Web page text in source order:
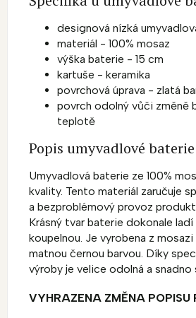
designová nízká
materiál - 100% mosaz
výška baterie - 15 cm
kartuše - keramika
povrchová úprava - zlatá
povrch odolný vůči změně
teplotě
Popis umyvadlové
Umyvadlová baterie ze 100%
kvality. Tento materiál zaručuje
a bezproblémový provoz
Krásný tvar baterie dokonale
koupelnou. Je vyrobena z
matnou černou barvou. Díky
výroby je velice odolná a snadno
VYHRAZENA ZMĚNA POPISU